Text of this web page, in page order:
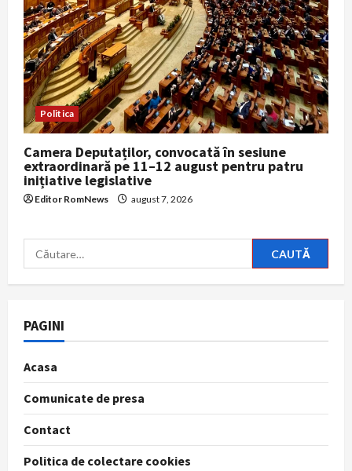
Politica
Camera Deputaților, convocată în sesiune
extraordinară pe 11–12 august pentru patru
inițiative legislative
Editor RomNews august 7, 2026
Caută
după:
PAGINI
Acasa
Comunicate de presa
Contact
Politica de colectare cookies